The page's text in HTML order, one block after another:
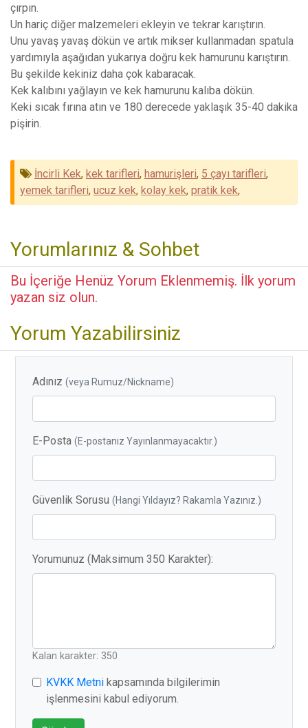
çırpın.
Un hariç diğer malzemeleri ekleyin ve tekrar karıştırın.
Unu yavaş yavaş dökün ve artık mikser kullanmadan spatula
yardımıyla aşağıdan yukarıya doğru kek hamurunu karıştırın.
Bu şekilde kekiniz daha çok kabaracak.
Kek kalıbını yağlayın ve kek hamurunu kalıba dökün.
Keki sıcak fırına atın ve 180 derecede yaklaşık 35-40 dakika
pişirin.
İncirli Kek, kek tarifleri, hamurişleri, 5 çayı tarifleri,
yemek tarifleri, ucuz kek, kolay kek, pratik kek,
Yorumlarınız & Sohbet
Bu İçeriğe Henüz Yorum Eklenmemiş. İlk yorum
yazan siz olun.
Yorum Yazabilirsiniz
Adınız(veya Rumuz/Nickname)
E-Posta(E-postanız Yayınlanmayacaktır.)
Güvenlik Sorusu(Hangi Yıldayız? Rakamla Yazınız.)
Yorumunuz (Maksimum 350 Karakter):
Kalan karakter: 350
KVKK Metni kapsamında bilgilerimin
işlenmesini kabul ediyorum.